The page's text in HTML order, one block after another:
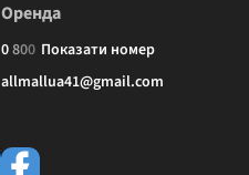
Оренда
0800 Показати номер
allmallua41@gmail.com